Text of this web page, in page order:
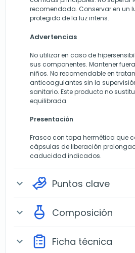
recomendada. Conservar en un
protegido de la luz intens.
Advertencias
No utilizar en caso de
sus componentes. Mantener
niños. No recomendable en
anticoagulantes sin la
sanitario. Este producto no
equilibrada.
Presentación
Frasco con tapa hermética que
cápsulas de liberación
caducidad indicados.
expand_more Puntos clave
expand_more Composición
expand_more Ficha técnica